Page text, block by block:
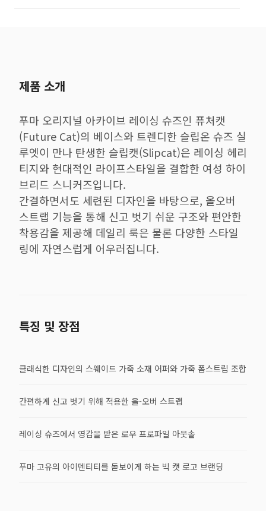
제품 소개
푸마 오리지널 아카이브 레이싱 슈즈인 퓨처캣
(Future Cat)의 베이스와 트렌디한 슬립온 슈즈 실
루엣이 만나 탄생한 슬립캣(Slipcat)은 레이싱 헤리
티지와 현대적인 라이프스타일을 결합한 여성 하이
브리드 스니커즈입니다.
간결하면서도 세련된 디자인을 바탕으로, 올오버
스트랩 기능을 통해 신고 벗기 쉬운 구조와 편안한
착용감을 제공해 데일리 룩은 물론 다양한 스타일
링에 자연스럽게 어우러집니다.
특징 및 장점
클래식한 디자인의 스웨이드 가죽 소재 어퍼와 가죽 폼스트립 조합
간편하게 신고 벗기 위해 적용한 올-오버 스트랩
레이싱 슈즈에서 영감을 받은 로우 프로파일 아웃솔
푸마 고유의 아이덴티티를 돋보이게 하는 빅 캣 로고 브랜딩